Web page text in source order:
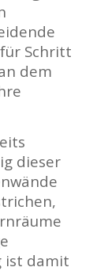
Schritt
dem
dieser
ist damit